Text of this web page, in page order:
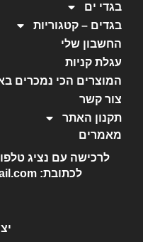
בגדי ים
בגדים – קטגוריות
החשבון שלי
עגלת קניות
המוצרים הכי נמכרים
צור קשר
תקנון האתר
מאמרים
לרכישה עם נציג
לכתובת: htofashion2022@gmail.com